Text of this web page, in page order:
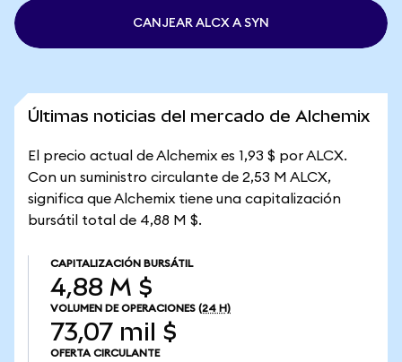
CANJEAR ALCX A SYN
Últimas noticias del mercado de Alchemix
El precio actual de Alchemix es 1,93 $ por ALCX.
Con un suministro circulante de 2,53 M ALCX,
significa que Alchemix tiene una capitalización
bursátil total de 4,88 M $.
CAPITALIZACIÓN BURSÁTIL
4,88 M $
VOLUMEN DE OPERACIONES (24 H)
73,07 mil $
OFERTA CIRCULANTE